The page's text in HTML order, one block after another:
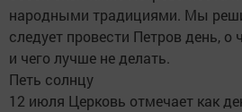
народными традициями. Мы
следует провести Петров день, о
и чего лучше не делать.
Петь солнцу
12 июля Церковь отмечает как